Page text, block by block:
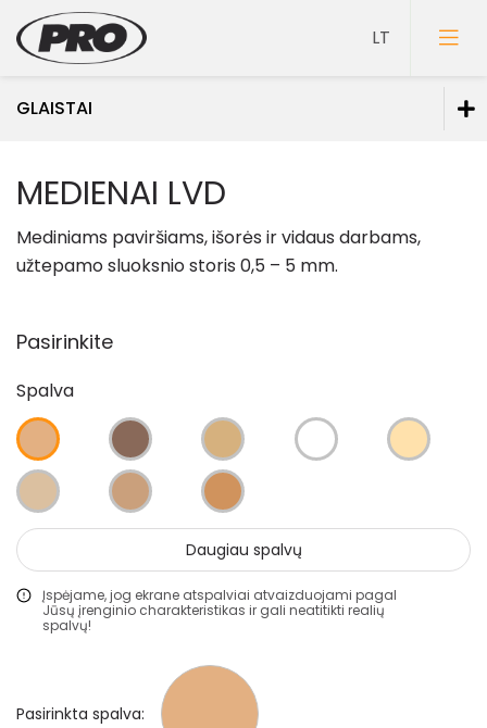
GLAISTAI
Gruntai
Glaistai
Glaistai lauko darbams
Lakai
Klijai
Mozaikiniai tinkai
Struktūriniai tinkai
Dekoravimo glaistai
Statybiniai sandarikliai
Spec. paskirties priemonės
MEDIENAI LVD
Mediniams paviršiams, išorės ir vidaus darbams,
užtepamo sluoksnio storis 0,5 – 5 mm.
Pasirinkite
Spalva
Daugiau spalvų
Įspėjame, jog ekrane atspalviai atvaizduojami pagal
Jūsų įrenginio charakteristikas ir gali neatitikti realių
spalvų!
Pasirinkta spalva: